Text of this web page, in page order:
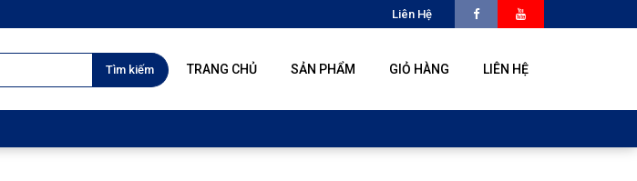
Liên Hệ
TRANG CHỦ SẢN PHẨM GIỎ HÀNG LIÊN HỆ